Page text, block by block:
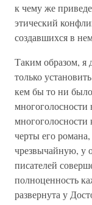
к чему же
этический
создавшихся в
Таким образом, я
только
кем бы то ни
многоголосности
многоголосности
черты его
чрезвычайную, у
писателей
полноценность
развернута у